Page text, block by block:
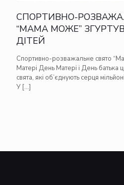
СПОРТИВНО-
“МАМА МОЖЕ”
ДІТЕЙ
Спортивно-розважальне свято
Матері День Матері і День батька
свята, які об’єднують серця
У[…]